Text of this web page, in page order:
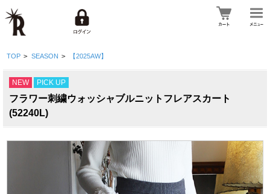
TOP > SEASON > 【2025AW】
NEW PICK UP
フラワー刺繍ウォッシャブルニットフレアスカート
(52240L)